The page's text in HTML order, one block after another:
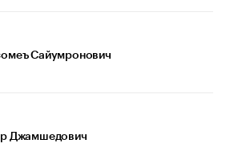
Сайумронович
Джамшедович